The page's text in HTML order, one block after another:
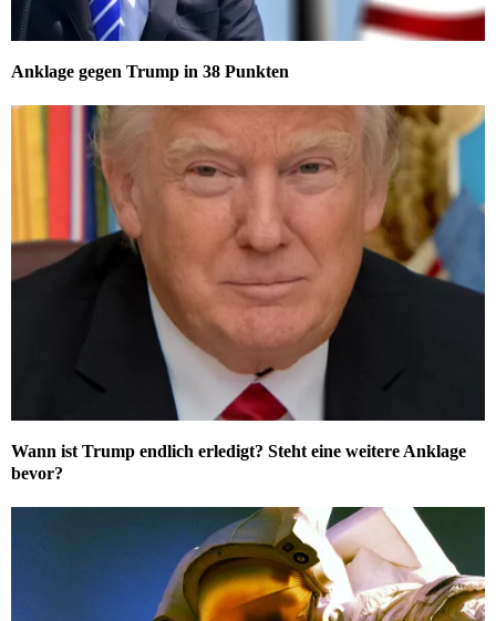
Anklage gegen Trump in 38 Punkten
Wann ist Trump endlich erledigt? Steht eine weitere Anklage
bevor?